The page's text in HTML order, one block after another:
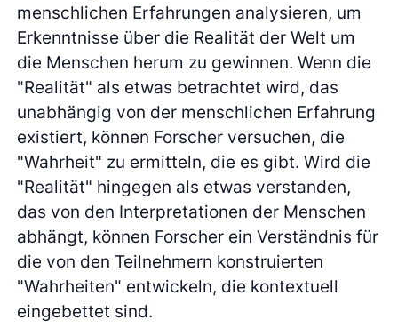
menschlichen Erfahrungen analysieren, um
Erkenntnisse über die Realität der Welt um
die Menschen herum zu gewinnen. Wenn die
"Realität" als etwas betrachtet wird, das
unabhängig von der menschlichen Erfahrung
existiert, können Forscher versuchen, die
"Wahrheit" zu ermitteln, die es gibt. Wird die
"Realität" hingegen als etwas verstanden,
das von den Interpretationen der Menschen
abhängt, können Forscher ein Verständnis für
die von den Teilnehmern konstruierten
"Wahrheiten" entwickeln, die kontextuell
eingebettet sind.